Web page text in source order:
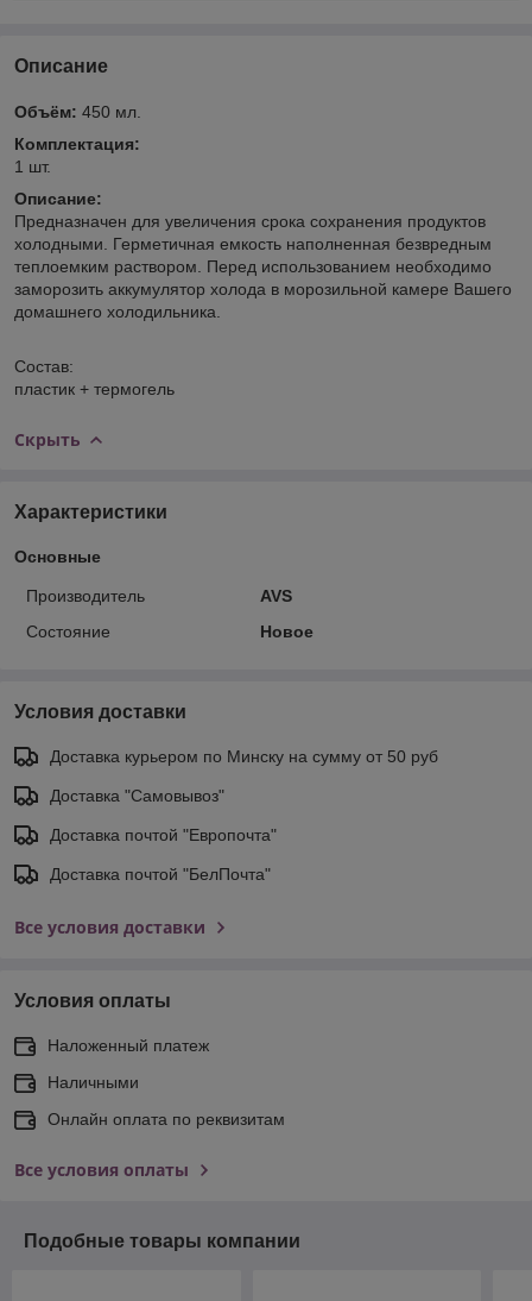
Описание
Объём: 450 мл.
Комплектация:
1 шт.
Описание:
Предназначен для увеличения срока сохранения продуктов
холодными. Герметичная емкость наполненная безвредным
теплоемким раствором. Перед использованием необходимо
заморозить аккумулятор холода в морозильной камере Вашего
домашнего холодильника.
Состав:
пластик + термогель
Скрыть
Характеристики
Основные
Производитель
AVS
Состояние
Новое
Условия доставки
Доставка курьером по Минску на сумму от 50 руб
Доставка "Самовывоз"
Доставка почтой "Европочта"
Доставка почтой "БелПочта"
Все условия доставки
Условия оплаты
Наложенный платеж
Наличными
Онлайн оплата по реквизитам
Все условия оплаты
Подобные товары компании